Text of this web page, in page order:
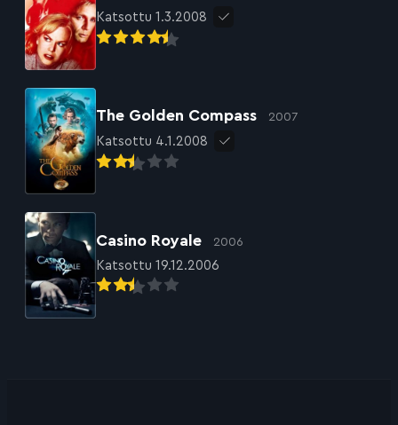
Katsottu 1.3.2008
The Golden Compass 2007
Katsottu 4.1.2008
Casino Royale 2006
Katsottu 19.12.2006